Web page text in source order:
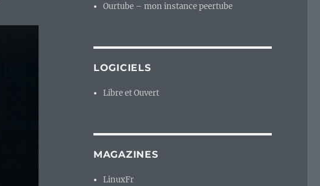
Ourtube – mon instance peertube
LOGICIELS
Libre et Ouvert
MAGAZINES
LinuxFr